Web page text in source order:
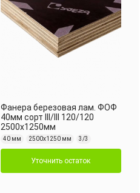
Фанера березовая лам. ФОФ
40мм сорт III/III 120/120
2500х1250мм
40 мм 2500х1250 мм 3/3
Уточнить остаток